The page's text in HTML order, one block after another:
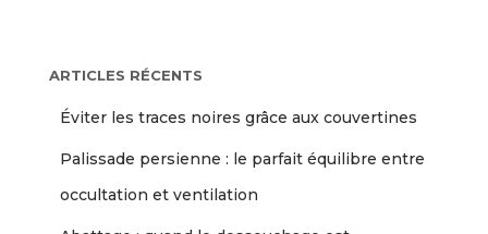
ARTICLES RÉCENTS
Éviter les traces noires grâce aux couvertines
Palissade persienne : le parfait équilibre entre
occultation et ventilation